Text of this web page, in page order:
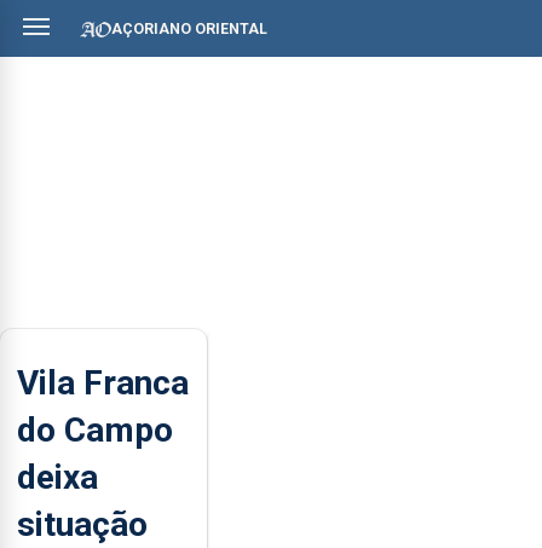
AÇORIANO ORIENTAL
Vila Franca
do Campo
deixa
situação